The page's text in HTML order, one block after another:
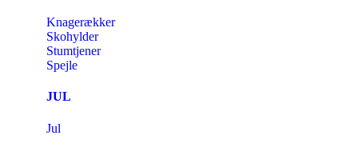
Knagerækker
Skohylder
Stumtjener
Spejle
JUL
Jul